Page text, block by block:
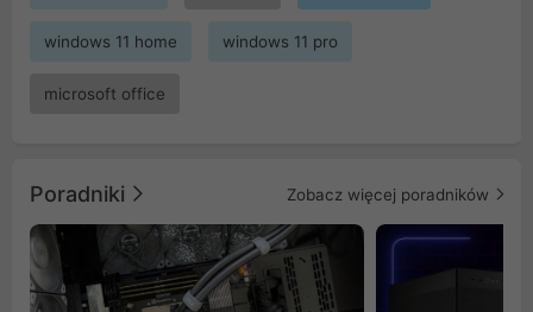
windows 11 home windows 11 pro
microsoft office
Poradniki Zobacz więcej poradników